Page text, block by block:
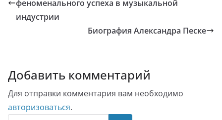
феноменального успеха в музыкальной
индустрии
Биография Александра Песке
Добавить комментарий
Для отправки комментария вам необходимо
авторизоваться.